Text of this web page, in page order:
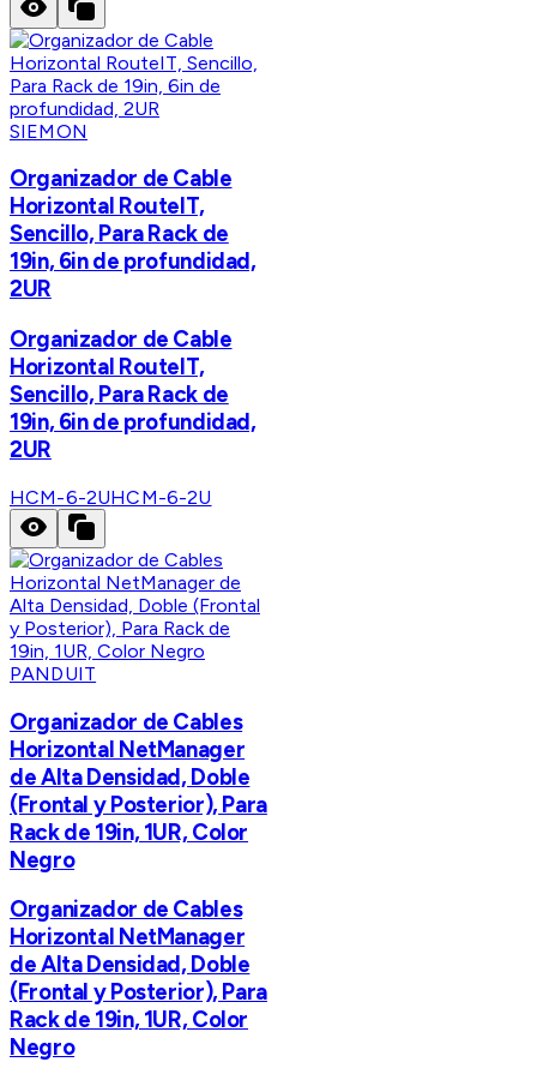
SIEMON
Organizador de Cable
Horizontal RouteIT,
Sencillo, Para Rack de
19in, 6in de profundidad,
2UR
Organizador de Cable
Horizontal RouteIT,
Sencillo, Para Rack de
19in, 6in de profundidad,
2UR
HCM-6-2UHCM-6-2U
PANDUIT
Organizador de Cables
Horizontal NetManager
de Alta Densidad, Doble
(Frontal y Posterior), Para
Rack de 19in, 1UR, Color
Negro
Organizador de Cables
Horizontal NetManager
de Alta Densidad, Doble
(Frontal y Posterior), Para
Rack de 19in, 1UR, Color
Negro